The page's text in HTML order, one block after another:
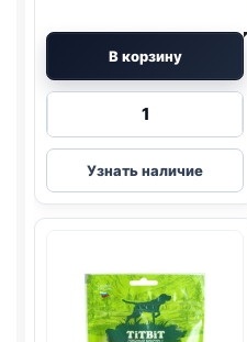
В корзину
Количество
TitBit
косточки
(ГОВЯДИНА)
Узнать наличие